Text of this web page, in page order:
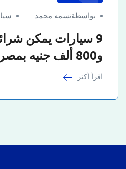
بواسطةنسمه محمد
و800 ألف جنيه بمصر
اقرأ أكثر